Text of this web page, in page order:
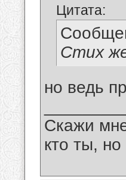
Цитата:
Стих
но ведь
Скажи
кто ты,